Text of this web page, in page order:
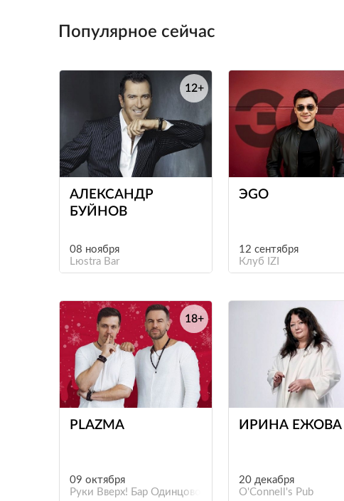
Популярное сейчас
е
АЛЕКСАНДР
БУЙНОВ
08 ноября
Lюstra Bar
12+
е
ЭGO
12 сентября
Клуб IZI
PLAZMA
09 октября
Руки Вверх! Бар Одинцово
18+
е
ИРИНА ЕЖОВА
20 декабря
O'Connell's Pub